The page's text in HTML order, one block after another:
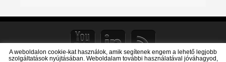
A weboldalon cookie-kat használok, amik segítenek engem a lehető legjobb
szolgáltatások nyújtásában. Weboldalam további használatával jóváhagyod,